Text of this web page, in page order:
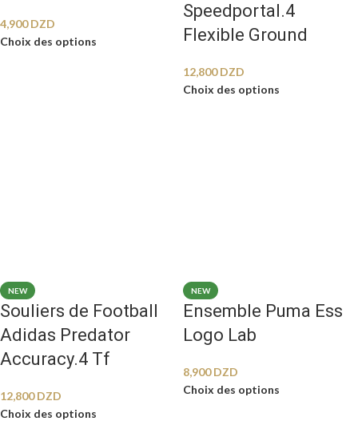
4,900DZD
Choix des options
Speedportal.4
Flexible Ground
12,800DZD
Choix des options
NEW
Souliers de Football
Adidas Predator
Accuracy.4 Tf
12,800DZD
Choix des options
NEW
Ensemble Puma Ess
Logo Lab
8,900DZD
Choix des options